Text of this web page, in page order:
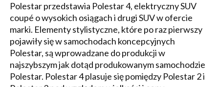
Polestar przedstawia Polestar 4, elektryczny SUV
coupé o wysokich osiągach i drugi SUV w ofercie
marki. Elementy stylistyczne, które po raz pierwszy
pojawiły się w samochodach koncepcyjnych
Polestar, są wprowadzane do produkcji w
najszybszym jak dotąd produkowanym samochodzie
Polestar. Polestar 4 plasuje się pomiędzy Polestar 2 i